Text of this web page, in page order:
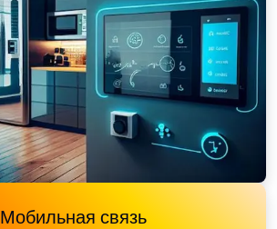
Мобильная связь